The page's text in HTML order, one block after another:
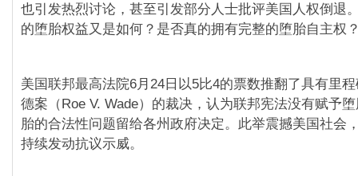
也引发热烈讨论，甚至引发部分人士批评美国人权倒退
的堕胎权益又是如何？是否真的拥有完整的堕胎自主权
美国联邦最高法院6月24日以5比4的票数推翻了具有里
德案（Roe V. Wade）的裁决，认为联邦宪法没有赋予
胎的合法性问题留给各州政府决定。此举震撼美国社会
持续发动抗议示威。